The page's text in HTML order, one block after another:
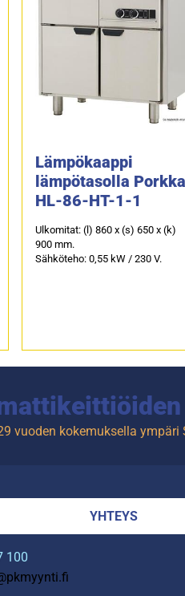
Lämpökaappi
lämpötasolla Porkka
HL-86-HT-1-1
Ulkomitat: (l) 860 x (s) 650 x (k)
900 mm.
Sähköteho: 0,55 kW / 230 V.
vuoden kokemuksella ympäri
YHTEYS
100